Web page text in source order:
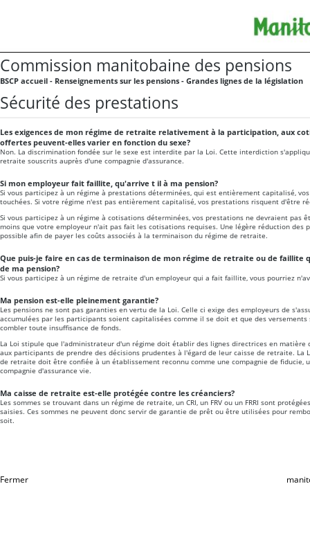
Commission manitobaine des pensions
BSCP accueil - Renseignements sur les pensions - Grandes lignes de la législation
Sécurité des prestations
Les exigences de mon régime de retraite relativement à la participation, aux
offertes peuvent-elles varier en fonction du sexe?
Non. La discrimination fondée sur le sexe est interdite par la Loi. Cette interdiction
retraite souscrits auprès d'une compagnie d'assurance.
Si mon employeur fait faillite, qu'arrive t il à ma pension?
Si vous participez à un régime à prestations déterminées, qui est entièrement capitalisé,
touchées. Si votre régime n'est pas entièrement capitalisé, vos prestations risquent d'être
Si vous participez à un régime à cotisations déterminées, vos prestations ne devraient pas
moins que votre employeur n'ait pas fait les cotisations requises. Une légère réduction des
possible afin de payer les coûts associés à la terminaison du régime de retraite.
Que puis-je faire en cas de terminaison de mon régime de retraite ou de faillite
de ma pension?
Si vous participez à un régime de retraite d'un employeur qui a fait faillite, vous pourriez
Ma pension est-elle pleinement garantie?
Les pensions ne sont pas garanties en vertu de la Loi. Celle ci exige des employeurs de
accumulées par les participants soient capitalisées comme il se doit et que des
combler toute insuffisance de fonds.
La Loi stipule que l'administrateur d'un régime doit établir des lignes directrices en
aux participants de prendre des décisions prudentes à l'égard de leur caisse de retraite. La
de retraite doit être confiée à un établissement reconnu comme une compagnie de fiducie,
compagnie d'assurance vie.
Ma caisse de retraite est-elle protégée contre les créanciers?
Les sommes se trouvant dans un régime de retraite, un CRI, un FRV ou un FRRI sont
saisies. Ces sommes ne peuvent donc servir de garantie de prêt ou être utilisées pour
soit.
Fermer